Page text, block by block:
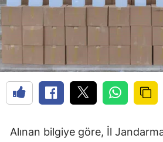
Alınan bilgiye göre, İl